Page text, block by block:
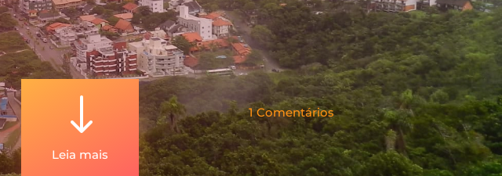
"
Leia mais
1 Comentários